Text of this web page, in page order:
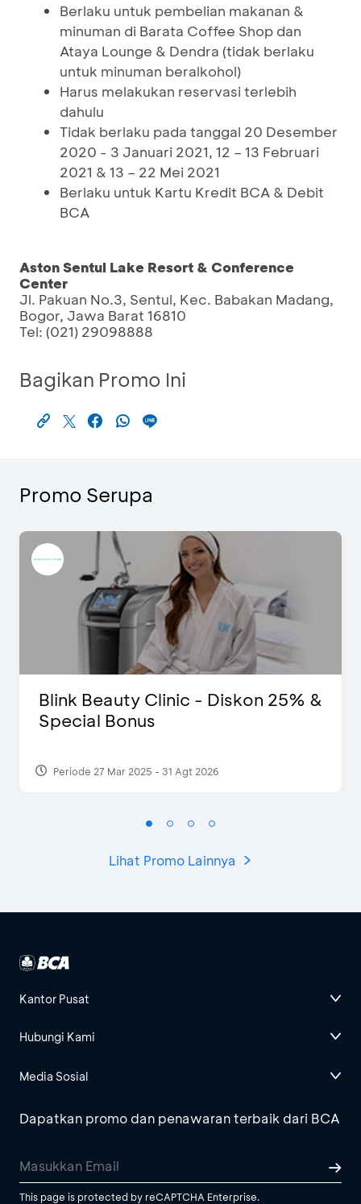
Berlaku untuk pembelian makanan &
minuman di Barata Coffee Shop dan
Ataya Lounge & Dendra (tidak berlaku
untuk minuman beralkohol)
Harus melakukan reservasi terlebih
dahulu
Tidak berlaku pada tanggal 20 Desember
2020 - 3 Januari 2021, 12 – 13 Februari
2021 & 13 – 22 Mei 2021
Berlaku untuk Kartu Kredit BCA & Debit
BCA
Aston Sentul Lake Resort & Conference
Center
Jl. Pakuan No.3, Sentul, Kec. Babakan Madang,
Bogor, Jawa Barat 16810
Tel: (021) 29098888
Bagikan Promo Ini
Promo Serupa
Blink Beauty Clinic - Diskon 25% &
Special Bonus
Periode 27 Mar 2025 - 31 Agt 2026
Lihat Promo Lainnya
Kantor Pusat
Hubungi Kami
Media Sosial
Dapatkan promo dan penawaran terbaik dari BCA
This page is protected by reCAPTCHA Enterprise.